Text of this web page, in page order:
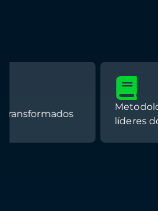
Metodologia exclusiva
líderes do setor